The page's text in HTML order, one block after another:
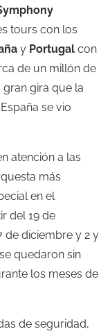
tours con los
y Portugal con
de un millón de
gira que la
se vio
atención a las
más
en el
del 19 de
de diciembre y 2 y
quedaron sin
los meses de
de seguridad,